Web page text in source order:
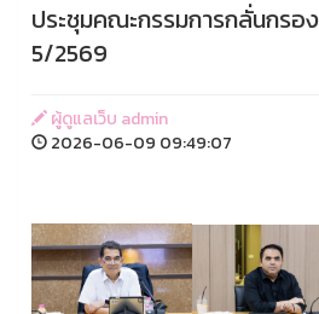
ประชุมคณะกรรมการกลั่นกรอ
5/2569
ผู้ดูแลเว็บ admin
2026-06-09 09:49:07